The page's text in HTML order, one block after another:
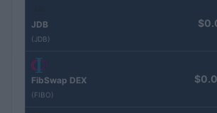
JDB
(JDB)
FibSwap DEX
(FIBO)